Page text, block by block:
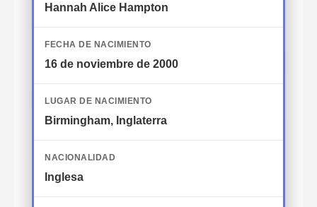
Hannah Alice Hampton
FECHA DE NACIMIENTO
16 de noviembre de 2000
LUGAR DE NACIMIENTO
Birmingham, Inglaterra
NACIONALIDAD
Inglesa